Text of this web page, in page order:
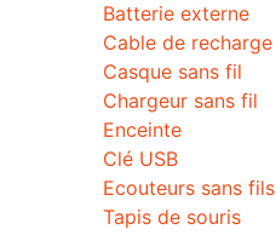
Batterie externe
Cable de recharge
Casque sans fil
Chargeur sans fil
Enceinte
Clé USB
Ecouteurs sans fils
Tapis de souris